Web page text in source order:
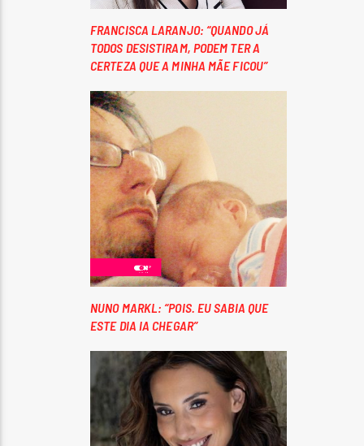
FRANCISCA LARANJO: “QUANDO JÁ
TODOS DESISTIRAM, PODEM TER A
CERTEZA QUE A MINHA MÃE FICOU”
NUNO MARKL: “POIS. EU SABIA QUE
ESTE DIA IA CHEGAR”